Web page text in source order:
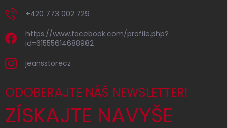
+420 773 002 729
https://www.facebook.com/profile.php?
id=61555614688982
jeansstorecz
ODOBERAJTE NÁŠ NEWSLETTER!
ZÍSKAJTE NAVYŠE